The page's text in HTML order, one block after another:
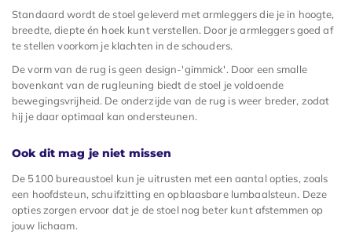
Standaard wordt de stoel geleverd met armleggers die je in hoogte,
breedte, diepte én hoek kunt verstellen. Door je armleggers goed af
te stellen voorkom je klachten in de schouders.
De vorm van de rug is geen design-'gimmick'. Door een smalle
bovenkant van de rugleuning biedt de stoel je voldoende
bewegingsvrijheid. De onderzijde van de rug is weer breder, zodat
hij je daar optimaal kan ondersteunen.
Ook dit mag je niet missen
De 5100 bureaustoel kun je uitrusten met een aantal opties, zoals
een hoofdsteun, schuifzitting en opblaasbare lumbaalsteun. Deze
opties zorgen ervoor dat je de stoel nog beter kunt afstemmen op
jouw lichaam.